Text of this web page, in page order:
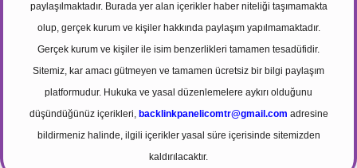
paylaşılmaktadır. Burada yer alan içerikler haber niteliği taşımamakta
olup, gerçek kurum ve kişiler hakkında paylaşım yapılmamaktadır.
Gerçek kurum ve kişiler ile isim benzerlikleri tamamen tesadüfidir.
Sitemiz, kar amacı gütmeyen ve tamamen ücretsiz bir bilgi paylaşım
platformudur. Hukuka ve yasal düzenlemelere aykırı olduğunu
düşündüğünüz içerikleri, backlinkpanelicomtr@gmail.com adresine
bildirmeniz halinde, ilgili içerikler yasal süre içerisinde sitemizden
kaldırılacaktır.